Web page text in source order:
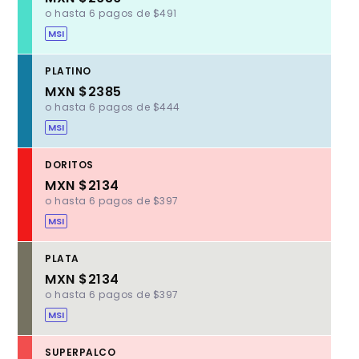
o hasta 6 pagos de $491
MSI
PLATINO
MXN $2385
o hasta 6 pagos de $444
MSI
DORITOS
MXN $2134
o hasta 6 pagos de $397
MSI
PLATA
MXN $2134
o hasta 6 pagos de $397
MSI
SUPERPALCO